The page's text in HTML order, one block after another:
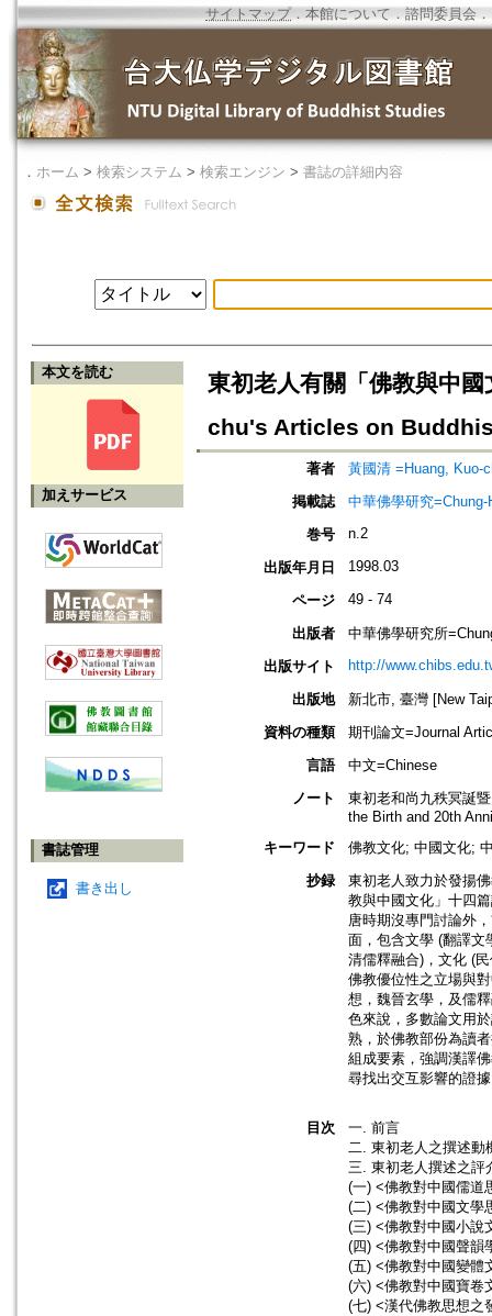
サイトマップ．本館について ． 諮問委員会 ．
． ホーム > 検索システム > 検索エンジン > 書誌の詳細内容
本文を読む
加えサービス
書誌管理
書き出し
東初老人有關「佛教與中
chu's Articles on
著者
黃國清 =Huang, Kuo-
掲載誌
中華佛學研究
巻号
n.2
出版年月日 1998.03
ページ 49 - 74
出版者
中華佛學研究所
出版サイト
http://
出版地
新北市, 臺灣 [New
資料の種類
期刊論文=Journal
言語
中文=Chinese
ノート
東初老和尚九秩冥誕
the Birth and 20th
キーワード
佛教文化; 中國文化;
抄録
東初老人致力於發揚
教與中國文化」十四
唐時期沒專門討論外
面，包含文學 (翻譯文
清儒釋融合)，文化 (
佛教優位性之立場與
想，魏晉玄學，及儒
色來說，多數論文用
熟，於佛教部份為讀
組成要素，強調漢譯
尋找出交互影響的證
目次
一. 前言
二. 東初老人之撰述動
三. 東初老人撰述之評
(一) <佛教對中國儒道
(二) <佛教對中國文學
(三) <佛教對中國小說
(四) <佛教對中國聲韻
(五) <佛教對中國變體
(六) <佛教對中國寶卷
(七) <漢代佛教思想之